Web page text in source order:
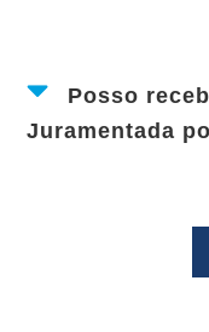
Posso
Juramentada